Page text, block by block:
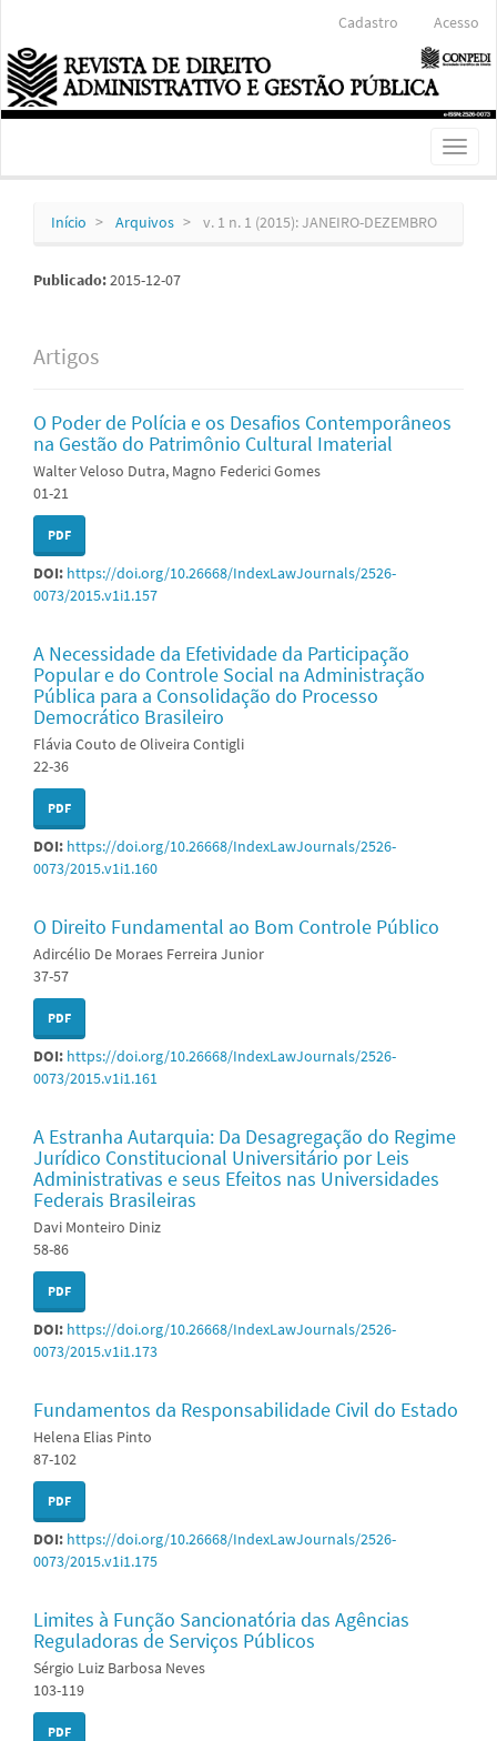
Conteúdo
principal
Barra
Lateral
Cadastro Acesso
Toggle
Início Arquivos v. 1 n. 1 (2015): JANEIRO-DEZEMBRO
Publicado:2015-12-07
Artigos
O Poder de Polícia e os Desafios Contemporâneos
na Gestão do Patrimônio Cultural Imaterial
Walter Veloso Dutra, Magno Federici Gomes
01-21
PDF
DOI: https://doi.org/10.26668/IndexLawJournals/2526-
0073/2015.v1i1.157
A Necessidade da Efetividade da Participação
Popular e do Controle Social na Administração
Pública para a Consolidação do Processo
Democrático Brasileiro
Flávia Couto de Oliveira Contigli
22-36
PDF
DOI: https://doi.org/10.26668/IndexLawJournals/2526-
0073/2015.v1i1.160
O Direito Fundamental ao Bom Controle Público
Adircélio De Moraes Ferreira Junior
37-57
PDF
DOI: https://doi.org/10.26668/IndexLawJournals/2526-
0073/2015.v1i1.161
A Estranha Autarquia: Da Desagregação do Regime
Jurídico Constitucional Universitário por Leis
Administrativas e seus Efeitos nas Universidades
Federais Brasileiras
Davi Monteiro Diniz
58-86
PDF
DOI: https://doi.org/10.26668/IndexLawJournals/2526-
0073/2015.v1i1.173
Fundamentos da Responsabilidade Civil do Estado
Helena Elias Pinto
87-102
PDF
DOI: https://doi.org/10.26668/IndexLawJournals/2526-
0073/2015.v1i1.175
Limites à Função Sancionatória das Agências
Reguladoras de Serviços Públicos
Sérgio Luiz Barbosa Neves
103-119
PDF